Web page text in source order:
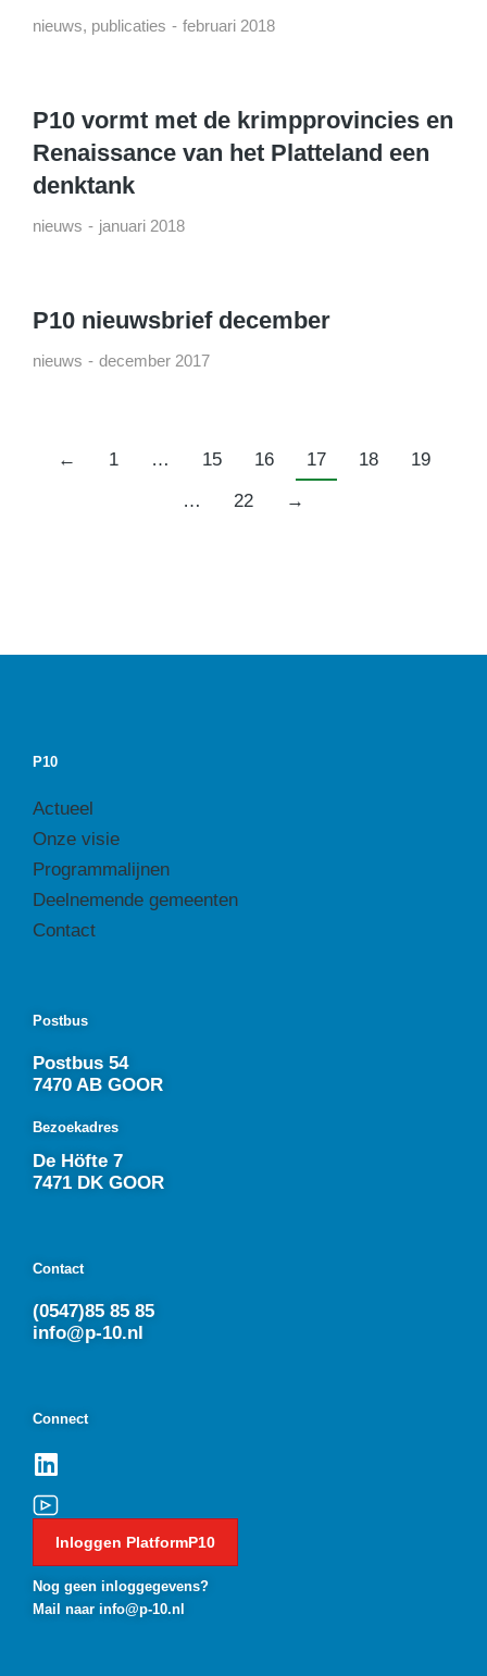
nieuws, publicaties februari 2018
P10 vormt met de krimpprovincies en
Renaissance van het Platteland een
denktank
nieuws januari 2018
P10 nieuwsbrief december
nieuws december 2017
← 1 … 15 16 17 18
19
…
22 →
P10
Actueel
Onze visie
Programmalijnen
Deelnemende gemeenten
Contact
Postbus
Postbus 54
7470 AB GOOR
Bezoekadres
De Höfte 7
7471 DK GOOR
Contact
(0547)85 85 85
info@p-10.nl
Connect
Inloggen PlatformP10
Nog geen inloggegevens?
Mail naar info@p-10.nl